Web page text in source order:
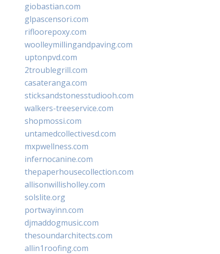
giobastian.com
glpascensori.com
rifloorepoxy.com
woolleymillingandpaving.com
uptonpvd.com
2troublegrill.com
casateranga.com
sticksandstonesstudiooh.com
walkers-treeservice.com
shopmossi.com
untamedcollectivesd.com
mxpwellness.com
infernocanine.com
thepaperhousecollection.com
allisonwillisholley.com
solslite.org
portwayinn.com
djmaddogmusic.com
thesoundarchitects.com
allin1roofing.com